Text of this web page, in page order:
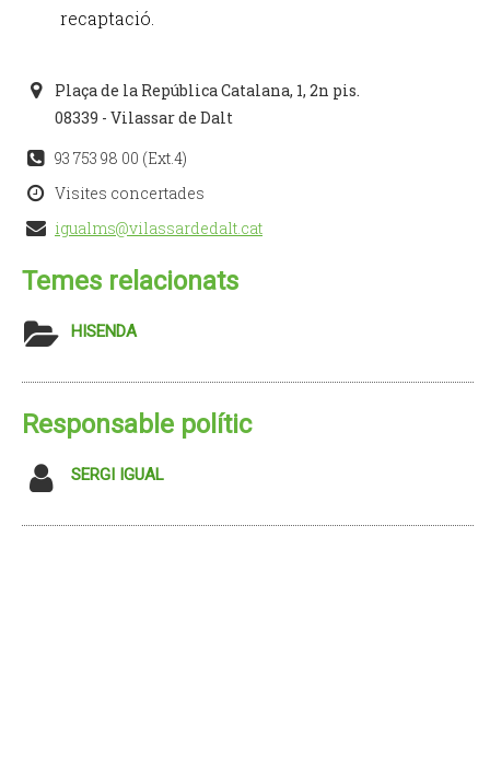
recaptació.
Plaça de la República Catalana, 1, 2n pis.
08339 - Vilassar de Dalt
93 753 98 00 (Ext.4)
Visites concertades
igualms@vilassardedalt.cat
Temes relacionats
HISENDA
Responsable polític
SERGI IGUAL